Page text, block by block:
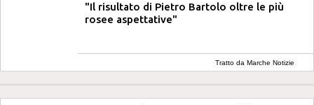
"Il risultato di Pietro Bartolo oltre le più
rosee aspettative"
Tratto da Marche Notizie